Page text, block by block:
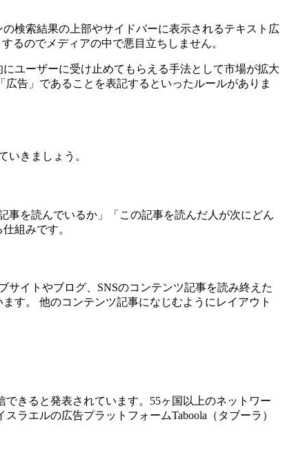
検索結果の上部やサイドバーに表示されるテキスト広
るのでメディアの中で悪目立ちしません。
ユーザーに受け止めてもらえる手法として市場が拡大
告」であることを表記するといったルールがありま
いきましょう。
事を読んでいるか」「この記事を読んだ人が次にどん
組みです。
イトやブログ、SNSのコンテンツ記事を読み終えた
す。 他のコンテンツ記事になじむようにレイアウト
きると発表されています。55ヶ国以上のネットワー
ラエルの広告プラットフォームTaboola（タブーラ）